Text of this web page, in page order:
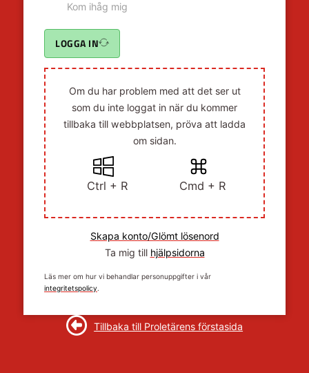
Kom ihåg mig
LOGGA IN
Om du har problem med att det ser ut
som du inte loggat in när du kommer
tillbaka till webbplatsen, pröva att ladda
om sidan.
Ctrl + R Cmd + R
Skapa konto/Glömt lösenord
Ta mig till hjälpsidorna
Läs mer om hur vi behandlar personuppgifter i vår
integritetspolicy.
Tillbaka till Proletärens förstasida